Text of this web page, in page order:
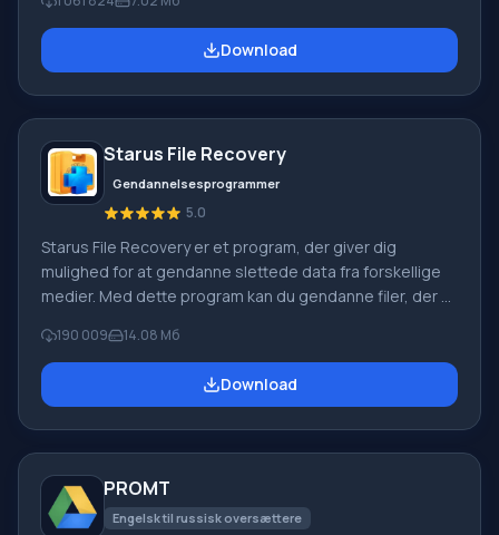
Live-softwarepakke fra Microsoft. Funktioner i Windows
Movie Maker: Optag video fra forskellige kilder
(videokameraer, mobiltelefoner, digitale videokameraer,
Download
Starus File Recovery
Gendannelsesprogrammer
5.0
Starus File Recovery er et program, der giver dig
mulighed for at gendanne slettede data fra forskellige
medier. Med dette program kan du gendanne filer, der er
slettet uden om papirkurven, skjult af ondsindet
software, mistet på grund af softwarefejl, fuldstændig
tømning af papirkurven, formatering eller sletning af
190 009 14.08 Мб
Download
PROMT
Engelsk til russisk oversættere